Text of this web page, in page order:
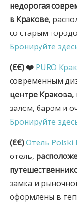
недорогая
в Кракове,
со старым
Бронируйте
(€€) ❤️ PURO
современным
центре Кракова,
залом, баром и
Бронируйте
(€€)Отель Polski
отель,
замка и
оформлены в